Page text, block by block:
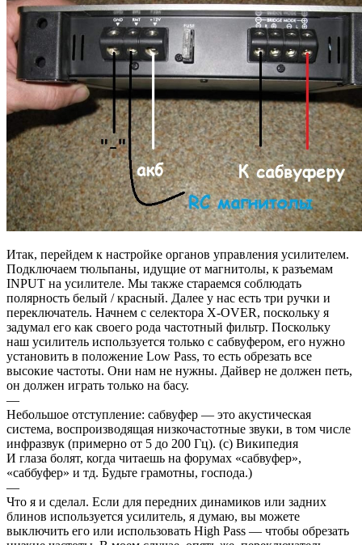
Итак, перейдем к настройке органов управления усилителем.
Подключаем тюльпаны, идущие от магнитолы, к разъемам
INPUT на усилителе. Мы также стараемся соблюдать
полярность белый / красный. Далее у нас есть три ручки и
переключатель. Начнем с селектора X-OVER, поскольку я
задумал его как своего рода частотный фильтр. Поскольку
наш усилитель используется только с сабвуфером, его нужно
установить в положение Low Pass, то есть обрезать все
высокие частоты. Они нам не нужны. Дайвер не должен петь,
он должен играть только на басу.
—
Небольшое отступление: сабвуфер — это акустическая
система, воспроизводящая низкочастотные звуки, в том числе
инфразвук (примерно от 5 до 200 Гц). (c) Википедия
И глаза болят, когда читаешь на форумах «сабвуфер»,
«саббуфер» и тд. Будьте грамотны, господа.)
—
Что я и сделал. Если для передних динамиков или задних
блинов используется усилитель, я думаю, вы можете
выключить его или использовать High Pass — чтобы обрезать